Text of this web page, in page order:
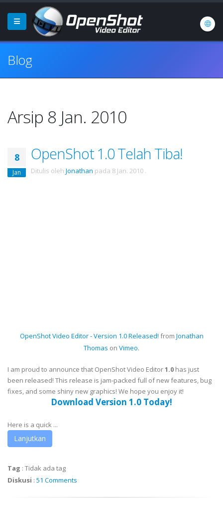
Blog
Arsip 8 Jan. 2010
8
Jan
OpenShot 1.0 Telah Tiba!
Ditulis oleh Jonathan pada 8 Jan. 2010 .
OpenShot Video Editor - Version 1.0 Released! from Jonathan
Thomas on Vimeo.
I am proud to announce that OpenShot Video Editor1.0 has just
been released! This release is jam-packed full of new features, bug
fixes, and some shiny new graphics! We hope you enjoy it!
Download Version 1.0 Today!
Here is a quick ...
Lanjutkan
Tag : Tidak ada tag
Diskusi : 51 Comments